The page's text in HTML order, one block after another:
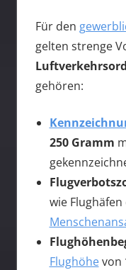
Für den
gelten strenge
gehören:
250 Gramm
wie
Flughöhevon